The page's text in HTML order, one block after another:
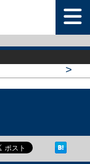
>